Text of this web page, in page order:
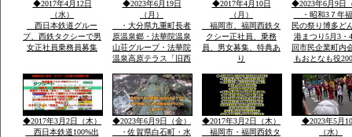
行きたい法華院温泉山
荘
重連山中岳ルー
◆2017年4月12日
（水）
西日本鉄道グルー
プ、西鉄タクシーで男
女正社員乗務員募集
◆2023年6月19日
（月）
・大分県九重町長者
原温泉郷・法華院温泉
山荘グループ・法華院
温泉高原テラス「旧西
ok・温泉入浴￥５０
０・併設レストラン和
洋食１０００円から２
０００・登山・研修
会・合宿全国実績多数
◆2017年4月10日
（月）
福岡市、福岡西鉄タ
クシー正社員、乗務
員、男女募集、特典あ
り
◆2023年6月9日
・昭和3７年
民の祭り博多ど
港まつり5月3・
回市民企業町内
もおとなも役
出し練り歩きま
に踊り本舞台・
加で運営再開発
バンの街で
◆2017年3月2日（木）
西日本鉄道100%出
◆2023年6月9日（金）
・佐賀県白石町・水
◆2017年3月2日（木）
福岡市・福岡西鉄タ
◆2023年5月
（水）